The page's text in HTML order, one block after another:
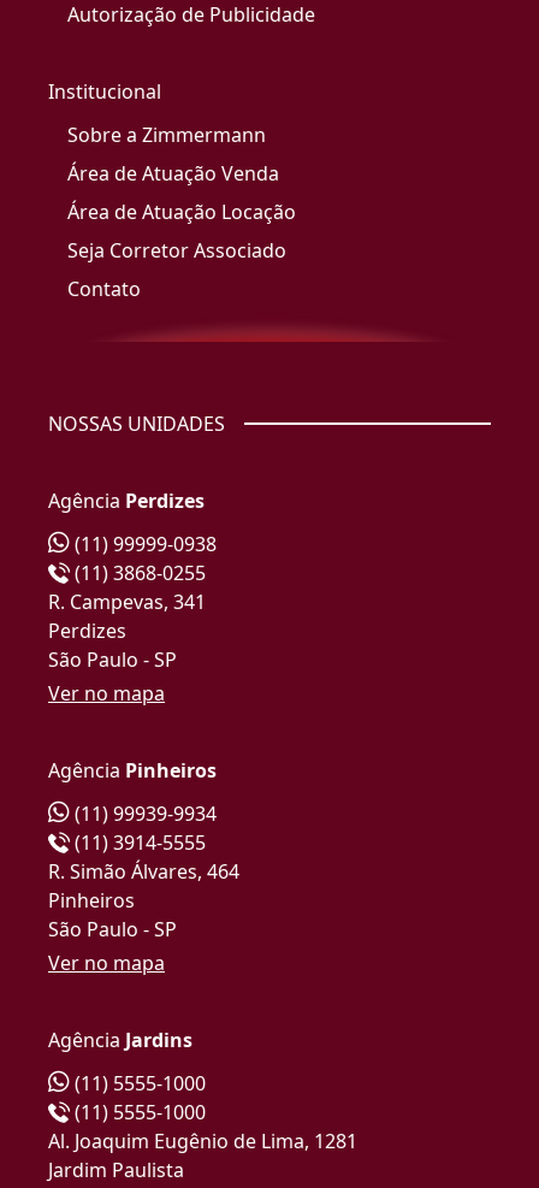
Autorização de Publicidade
Institucional
Sobre a Zimmermann
Área de Atuação Venda
Área de Atuação Locação
Seja Corretor Associado
Contato
NOSSAS UNIDADES
Agência Perdizes
(11) 99999-0938
(11) 3868-0255
R. Campevas, 341
Perdizes
São Paulo - SP
Ver no mapa
Agência Pinheiros
(11) 99939-9934
(11) 3914-5555
R. Simão Álvares, 464
Pinheiros
São Paulo - SP
Ver no mapa
Agência Jardins
(11) 5555-1000
(11) 5555-1000
Al. Joaquim Eugênio de Lima, 1281
Jardim Paulista